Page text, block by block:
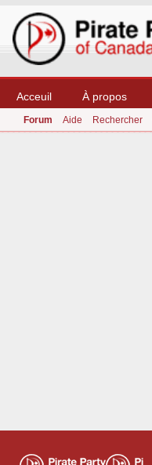
Acceuil À propos
Forum Aide Rechercher